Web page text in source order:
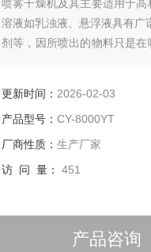
喷雾干燥机及其主要适用于
溶液如乳浊液、悬浮液具有广
剂等，因所喷出的物料只是在
更新时间： 2026-02-03
产品型号： CY-8000YT
厂商性质： 生产厂家
访 问 量： 451
产品咨询